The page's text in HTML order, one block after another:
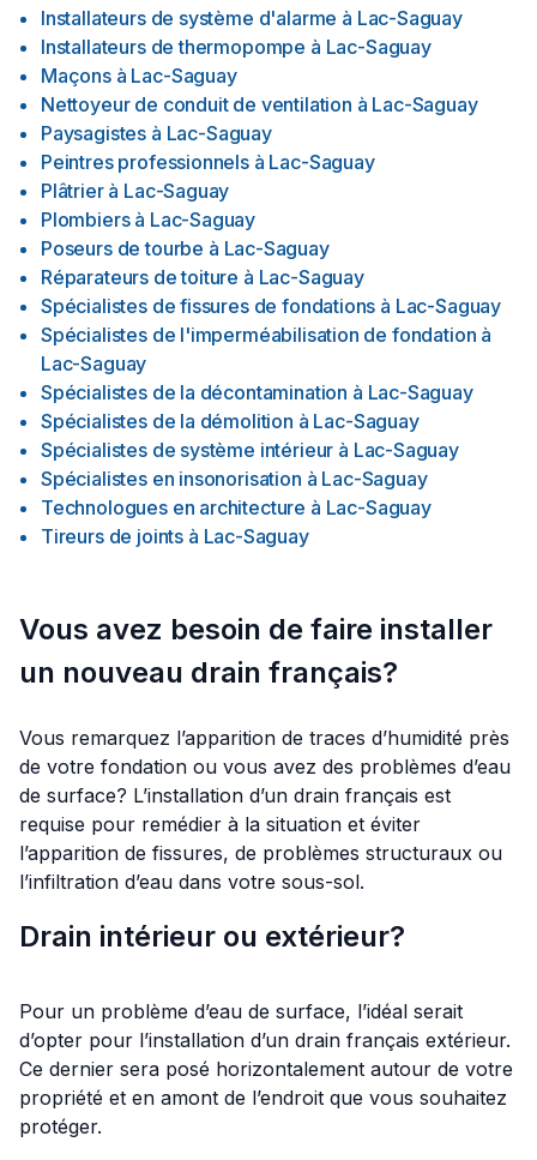
Installateurs de système d'alarme à Lac-Saguay
Installateurs de thermopompe à Lac-Saguay
Maçons à Lac-Saguay
Nettoyeur de conduit de ventilation à Lac-Saguay
Paysagistes à Lac-Saguay
Peintres professionnels à Lac-Saguay
Plâtrier à Lac-Saguay
Plombiers à Lac-Saguay
Poseurs de tourbe à Lac-Saguay
Réparateurs de toiture à Lac-Saguay
Spécialistes de fissures de fondations à Lac-Saguay
Spécialistes de l'imperméabilisation de fondation à
Lac-Saguay
Spécialistes de la décontamination à Lac-Saguay
Spécialistes de la démolition à Lac-Saguay
Spécialistes de système intérieur à Lac-Saguay
Spécialistes en insonorisation à Lac-Saguay
Technologues en architecture à Lac-Saguay
Tireurs de joints à Lac-Saguay
Vous avez besoin de faire installer
un nouveau drain français?
Vous remarquez l’apparition de traces d’humidité près
de votre fondation ou vous avez des problèmes d’eau
de surface? L’installation d’un drain français est
requise pour remédier à la situation et éviter
l’apparition de fissures, de problèmes structuraux ou
l’infiltration d’eau dans votre sous-sol.
Drain intérieur ou extérieur?
Pour un problème d’eau de surface, l’idéal serait
d’opter pour l’installation d’un drain français extérieur.
Ce dernier sera posé horizontalement autour de votre
propriété et en amont de l’endroit que vous souhaitez
protéger.